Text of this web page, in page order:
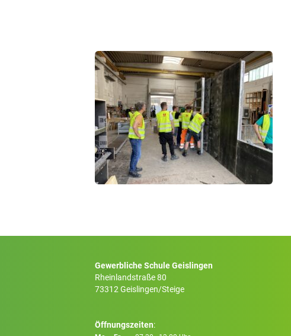
Gewerbliche Schule Geislingen
Rheinlandstraße 80
73312 Geislingen/Steige
Öffnungszeiten: